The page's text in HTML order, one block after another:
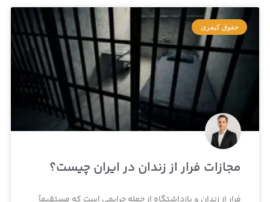
حقوق کیفری
مجازات فرار از زندان در ایران چیست؟